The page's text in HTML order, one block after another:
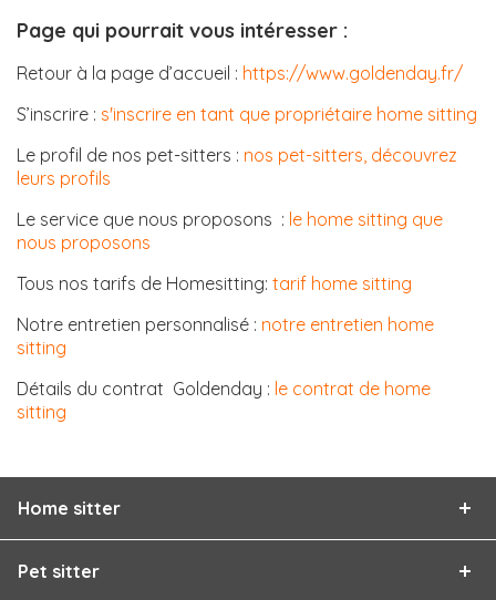
Page qui pourrait vous intéresser :
Retour à la page d’accueil : https://www.goldenday.fr/
S’inscrire : s'inscrire en tant que propriétaire home sitting
Le profil de nos pet-sitters : nos pet-sitters, découvrez
leurs profils
Le service que nous proposons : le home sitting que
nous proposons
Tous nos tarifs de Homesitting: tarif home sitting
Notre entretien personnalisé : notre entretien home
sitting
Détails du contrat Goldenday : le contrat de home
sitting
Home sitter
Pet sitter